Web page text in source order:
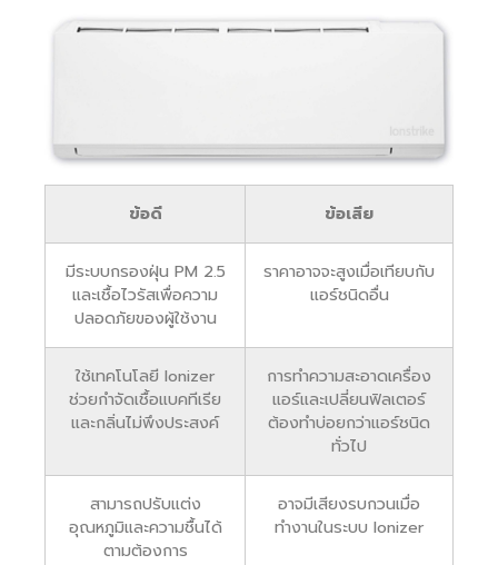
ข้อดี ข้อเสีย
มีระบบกรองฝุ่น PM 2.5
และเชื้อไวรัสเพื่อความ
ปลอดภัยของผู้ใช้งาน
ราคาอาจจะสูงเมื่อเทียบกับ
แอร์ชนิดอื่น
ใช้เทคโนโลยี Ionizer
ช่วยกำจัดเชื้อแบคทีเรีย
และกลิ่นไม่พึงประสงค์
การทำความสะอาดเครื่อง
แอร์และเปลี่ยนฟิลเตอร์
ต้องทำบ่อยกว่าแอร์ชนิด
ทั่วไป
สามารถปรับแต่ง
อุณหภูมิและความชื้นได้
ตามต้องการ
อาจมีเสียงรบกวนเมื่อ
ทำงานในระบบ Ionizer